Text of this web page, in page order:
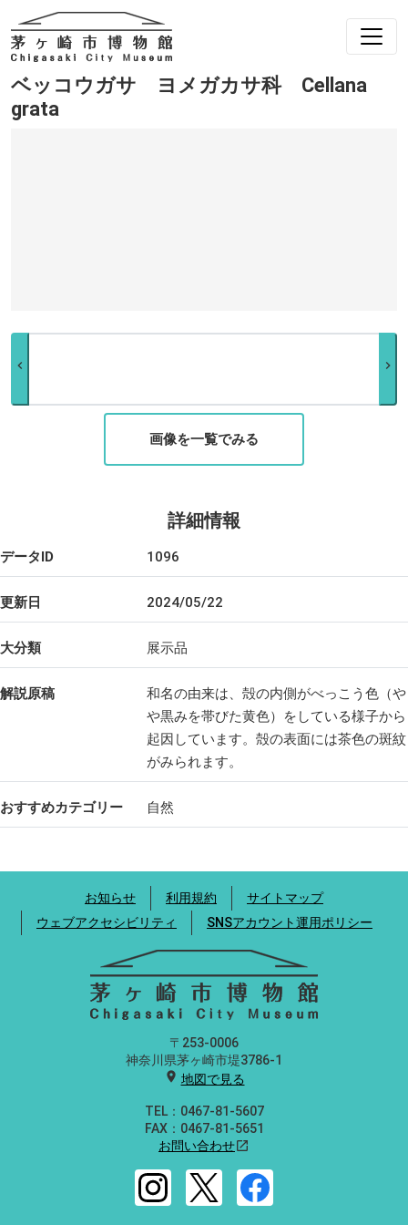
ベッコウガサ ヨメガカサ科 Cellana
grata
chevron_left chevron_right
画像を一覧でみる
詳細情報
データID 1096
更新日 2024/05/22
大分類 展示品
解説原稿
和名の由来は、殻の内側がべっこう色（や
や黒みを帯びた黄色）をしている様子から
起因しています。殻の表面には茶色の斑紋
がみられます。
おすすめカテゴリー 自然
お知らせ 利用規約
サイトマップ
ウェブアクセシビリティ
SNSアカウント運用ポリシー
〒253-0006
神奈川県茅ヶ崎市堤3786-1
location_on 地図で見る
TEL：0467-81-5607
FAX：0467-81-5651
お問い合わせopen_in_new